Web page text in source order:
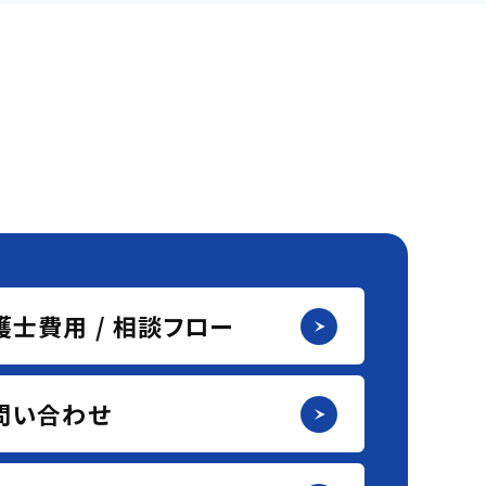
士費用 / 相談フロー
い合わせ